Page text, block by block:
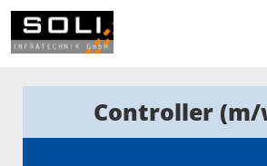
Controller